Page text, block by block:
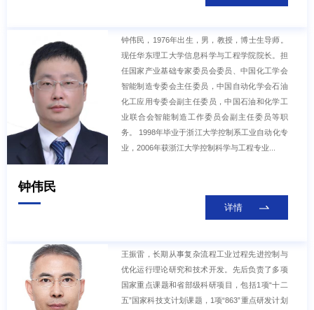
钟伟民，1976年出生，男，教授，博士生导师。
现任华东理工大学信息科学与工程学院院长。担
任国家产业基础专家委员会委员、中国化工学会
智能制造专委会主任委员，中国自动化学会石油
化工应用专委会副主任委员，中国石油和化学工
业联合会智能制造工作委员会副主任委员等职
务。 1998年毕业于浙江大学控制系工业自动化专
业，2006年获浙江大学控制科学与工程专业...
钟伟民
详情
王振雷，长期从事复杂流程工业过程先进控制与
优化运行理论研究和技术开发。先后负责了多项
国家重点课题和省部级科研项目，包括1项“十二
五”国家科技支计划课题，1项“863”重点研发计划